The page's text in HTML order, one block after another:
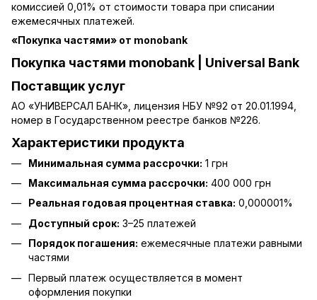
комиссией 0,01% от стоимости товара при списании
ежемесячных платежей.
«Покупка частями» от monobank
Покупка частями monobank | Universal Bank
Поставщик услуг
АО «УНИВЕРСАЛ БАНК», лицензия НБУ №92 от 20.01.1994,
номер в Государственном реестре банков №226.
Характеристики продукта
Минимальная сумма рассрочки: 1 грн
Максимальная сумма рассрочки: 400 000 грн
Реальная годовая процентная ставка: 0,000001%
Доступный срок: 3–25 платежей
Порядок погашения: ежемесячные платежи равными
частями
Первый платеж осуществляется в момент
оформления покупки